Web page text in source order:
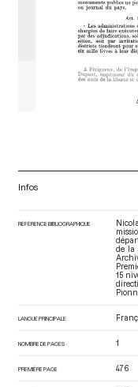
Infos
RÉFÉRENCE BIBLIOGRAPHIQUE
de la
15
LANGUE PRINCIPALE
NOMBRE DE PAGES 1
PREMIÈRE PAGE 476